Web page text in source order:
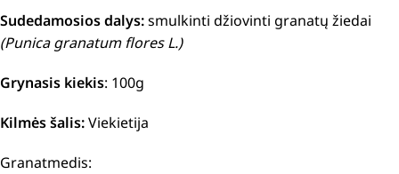
Sudedamosios dalys:smulkinti džiovinti granatų žiedai
(Punica granatum flores L.)
Grynasis kiekis: 100g
Kilmės šalis:Viekietija
Granatmedis: